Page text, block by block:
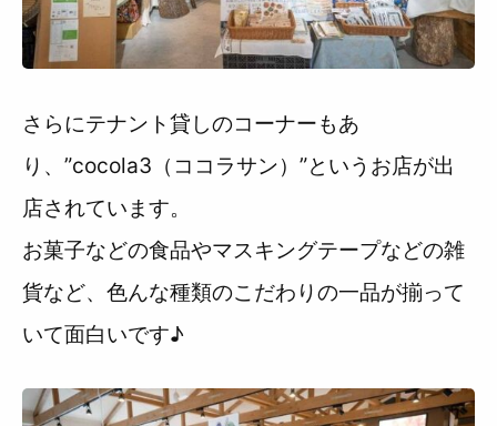
さらにテナント貸しのコーナーもあ
り、”cocola3（ココラサン）”というお店が出
店されています。
お菓子などの食品やマスキングテープなどの雑
貨など、色んな種類のこだわりの一品が揃って
いて面白いです♪